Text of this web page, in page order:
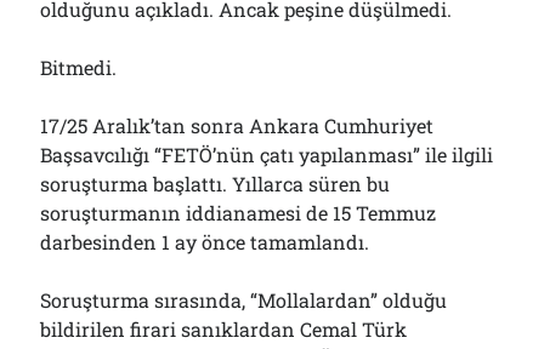
Arşivler
olduğunu açıkladı. Ancak peşine düşülmedi.
Bitmedi.
17/25 Aralık’tan sonra Ankara Cumhuriyet
Başsavcılığı “FETÖ’nün çatı yapılanması” ile ilgili
soruşturma başlattı. Yıllarca süren bu
soruşturmanın iddianamesi de 15 Temmuz
darbesinden 1 ay önce tamamlandı.
Soruşturma sırasında, “Mollalardan” olduğu
bildirilen firari sanıklardan Cemal Türk